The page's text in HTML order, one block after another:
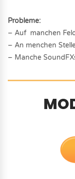
Probleme:
– Auf manchen
– An menchen
– Manche